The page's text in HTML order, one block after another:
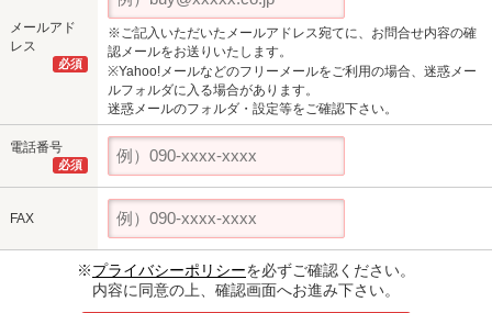
メールアド
レス
必須
※ご記入いただいたメールアドレス宛てに、お問合せ内容の確
認メールをお送りいたします。
※Yahoo!メールなどのフリーメールをご利用の場合、迷惑メー
ルフォルダに入る場合があります。
迷惑メールのフォルダ・設定等をご確認下さい。
電話番号
必須
FAX
※プライバシーポリシーを必ずご確認ください。
内容に同意の上、確認画面へお進み下さい。